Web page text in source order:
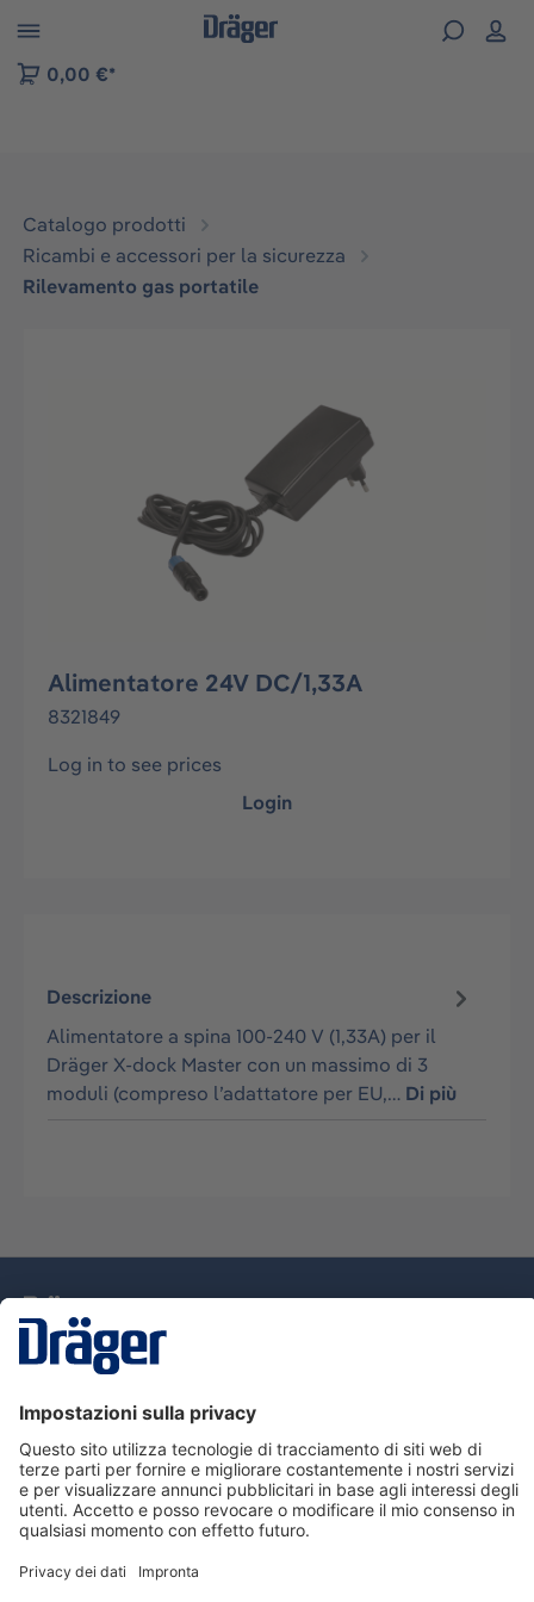
Skip to B2B platform navigation
0,00 €*
Catalogo prodotti
Ricambi e accessori per la sicurezza
Rilevamento gas portatile
Alimentatore 24V DC/1,33A
8321849
Log in to see prices
Login
Descrizione
Alimentatore a spina 100-240 V (1,33A) per il
Dräger X-dock Master con un massimo di 3
moduli (compreso l’adattatore per EU,… Di più
Assistenza
Informazioni su Dräger
Informazioni